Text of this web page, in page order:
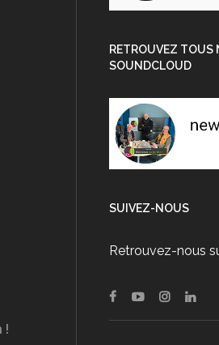
!
RETROUVEZ TOUS
SOUNDCLOUD
SUIVEZ-NOUS
Retrouvez-nous